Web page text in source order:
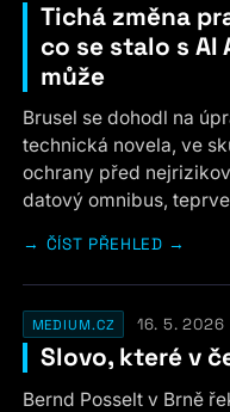
Tichá změna
co se stalo s AI
může
Brusel se dohodl na
technická novela, ve
ochrany před
datový omnibus,
ČÍST PŘEHLED →
MEDIUM.CZ 16. 5. 2026
Slovo, které v
Bernd Posselt v Brně